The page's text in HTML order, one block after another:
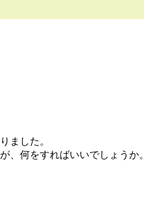
ました。
、何をすればいいでしょうか。